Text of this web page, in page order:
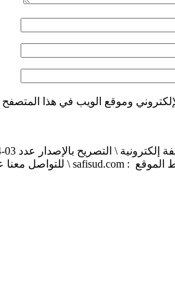
وموقع الويب في هذا المتصفح